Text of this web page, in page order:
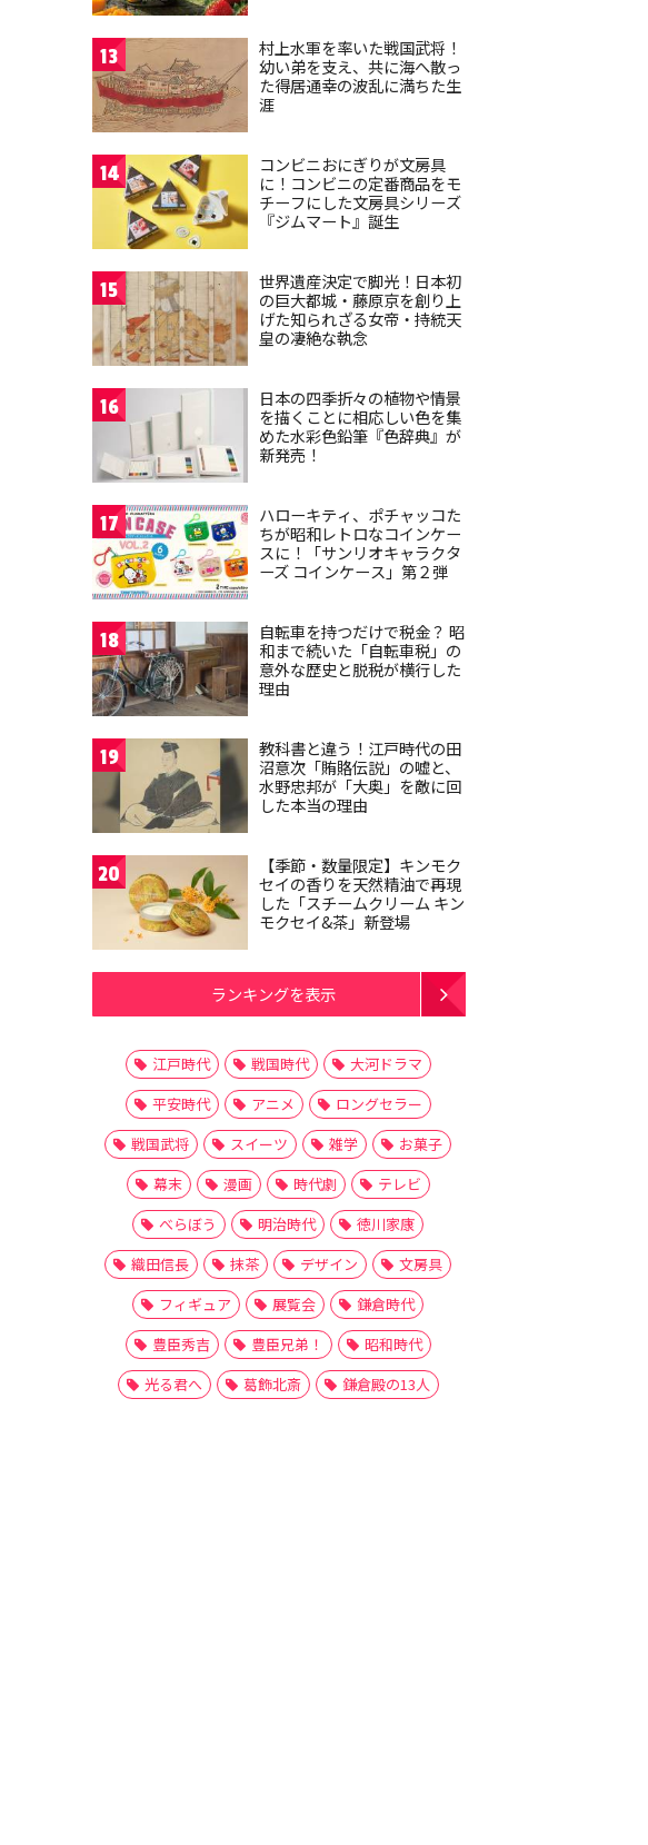
13
村上水軍を率いた戦国武将！
幼い弟を支え、共に海へ散っ
た得居通幸の波乱に満ちた生
涯
14
コンビニおにぎりが文房具
に！コンビニの定番商品をモ
チーフにした文房具シリーズ
『ジムマート』誕生
15
世界遺産決定で脚光！日本初
の巨大都城・藤原京を創り上
げた知られざる女帝・持統天
皇の凄絶な執念
16
日本の四季折々の植物や情景
を描くことに相応しい色を集
めた水彩色鉛筆『色辞典』が
新発売！
17
ハローキティ、ポチャッコた
ちが昭和レトロなコインケー
スに！「サンリオキャラクタ
ーズ コインケース」第２弾
18
自転車を持つだけで税金？ 昭
和まで続いた「自転車税」の
意外な歴史と脱税が横行した
理由
19
教科書と違う！江戸時代の田
沼意次「賄賂伝説」の嘘と、
水野忠邦が「大奥」を敵に回
した本当の理由
20
【季節・数量限定】キンモク
セイの香りを天然精油で再現
した「スチームクリーム キン
モクセイ&茶」新登場
ランキングを表示
江戸時代 戦国時代
大河ドラマ
平安時代
アニメ
ロングセラー
戦国武将
スイーツ 雑学
お菓子
幕末
漫画 時代劇
テレビ
べらぼう
明治時代
徳川家康
織田信長
抹茶 デザイン
文房具
フィギュア
展覧会
鎌倉時代
豊臣秀吉
豊臣兄弟！
昭和時代
光る君へ
葛飾北斎 鎌倉殿の13人